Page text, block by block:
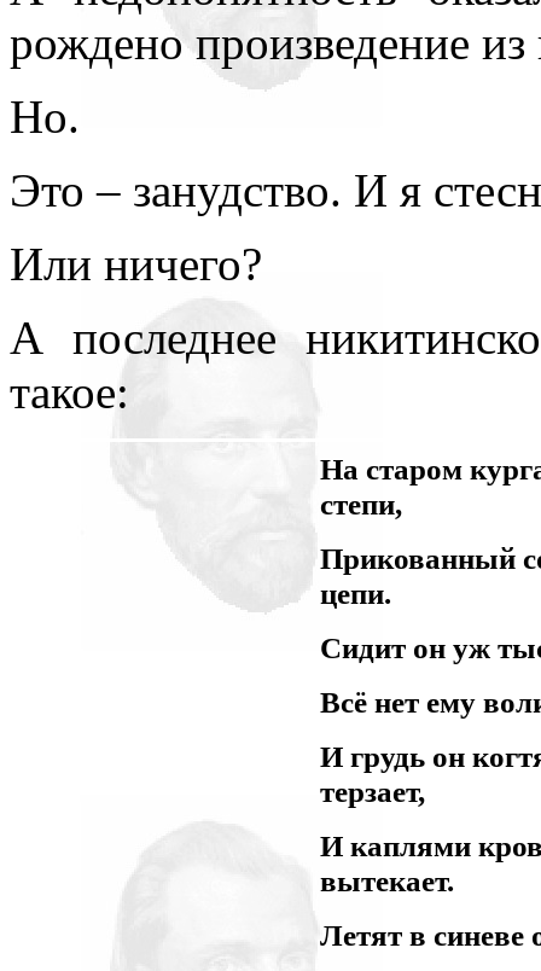
рождено произведение из
Но.
Это – занудство. И я
Или ничего?
А последнее
такое:
На старом
степи,
Прикованный
цепи.
Сидит он уж
Всё нет ему
И грудь он
терзает,
И каплями
вытекает.
Летят в синеве